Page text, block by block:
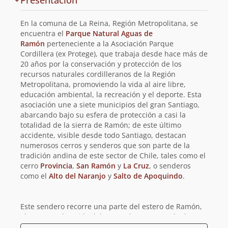
y
planificación
de
la
ruta
En la comuna de La Reina, Región Metropolitana, se
encuentra el Parque Natural Aguas de
Ramón perteneciente a la Asociación Parque
Cordillera (ex Protege), que trabaja desde hace más de
20 años por la conservación y protección de los
recursos naturales cordilleranos de la Región
Metropolitana, promoviendo la vida al aire libre,
educación ambiental, la recreación y el deporte. Esta
asociación une a siete municipios del gran Santiago,
abarcando bajo su esfera de protección a casi la
totalidad de la sierra de Ramón; de este último
accidente, visible desde todo Santiago, destacan
numerosos cerros y senderos que son parte de la
tradición andina de este sector de Chile, tales como el
cerro Provincia, San Ramón y La Cruz, o senderos
como el Alto del Naranjo y Salto de Apoquindo.
Este sendero recorre una parte del estero de Ramón,
el que con el sonido del correr de sus aguas le da